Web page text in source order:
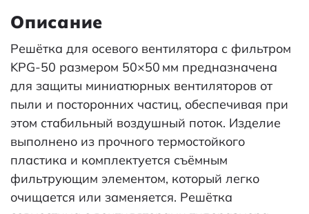
Описание
Решётка для осевого вентилятора с фильтром
KPG-50 размером 50×50 мм предназначена
для защиты миниатюрных вентиляторов от
пыли и посторонних частиц, обеспечивая при
этом стабильный воздушный поток. Изделие
выполнено из прочного термостойкого
пластика и комплектуется съёмным
фильтрующим элементом, который легко
очищается или заменяется. Решётка